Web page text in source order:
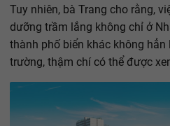
Tuy nhiên, bà Trang cho rằng,
dưỡng trầm lắng không chỉ ở
thành phố biển khác không
trường, thậm chí có thể được